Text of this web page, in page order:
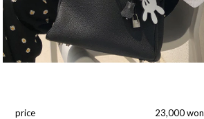
price 23,000 won